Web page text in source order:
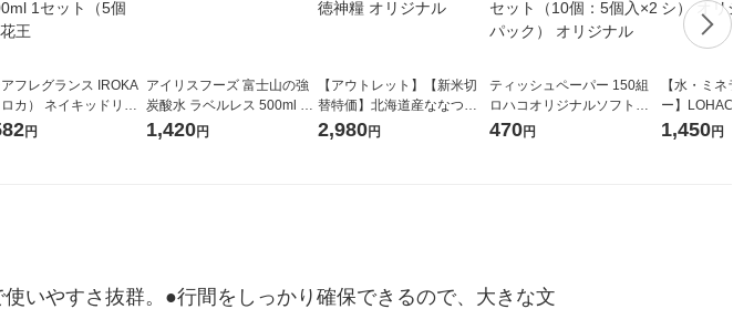
フレグランス IROKA
ロカ） ネイキッドリリ
り 柔軟剤 詰め替え 超
円
アイリスフーズ 富士山の強
炭酸水 ラベルレス 500ml 1
箱（24本入）
1,420円
【アウトレット】【新米切
替特価】北海道産ななつぼ
し 無洗米 5kg 1袋 令和7年産
2,980円
ティッシュペーパー 150組
ロハコオリジナルソフトパ
ックティッシュ フィオナ オ
470円
【水・ミネラ
ー】LOHACO
1箱（20本入
1,450円
いやすさ抜群。●行間をしっかり確保できるので、大きな文